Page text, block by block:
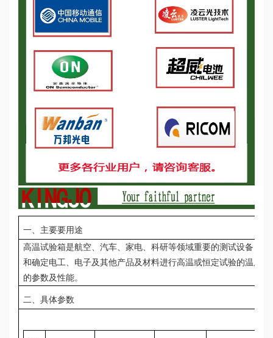
一、主要要用途
高温试验箱是航空、汽车、家电、科研等领域重要的测试设备，用
和确定电工、电子及其他产品及材料进行高温或恒定试验的温度环
的参数及性能。
二、具体参数